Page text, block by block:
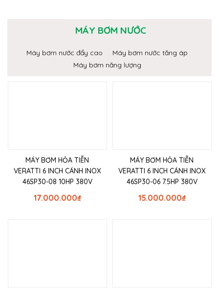
MÁY BƠM NƯỚC
Máy bơm nước đẩy cao
Máy bơm nước tăng áp
Máy bơm năng lượng
MÁY BƠM HỎA TIỄN
VERATTI 6 INCH CÁNH INOX
46SP30-08 10HP 380V
₫
17.000.000
MÁY BƠM HỎA TIỄN
VERATTI 6 INCH CÁNH INOX
46SP30-06 7.5HP 380V
₫
15.000.000